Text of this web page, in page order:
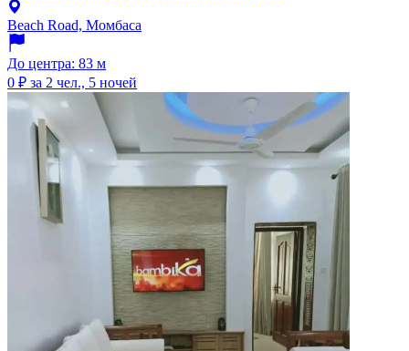
Beach Road, Момбаса
До центра: 83 м
0 ₽ за 2 чел., 5 ночей